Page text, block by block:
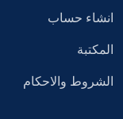
انشاء حساب
المكتبة
الشروط والاحكام